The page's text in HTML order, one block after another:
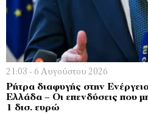
21:03 - 6 Αυγούστου 2026
Ρήτρα διαφυγής στην
Ελλάδα – Οι επενδύσεις που
1 δισ. ευρώ